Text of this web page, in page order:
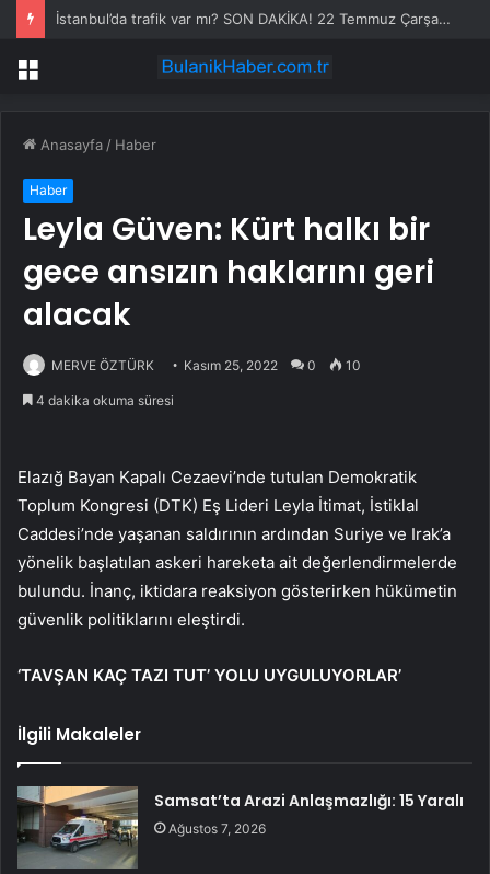
İstanbul’da trafik var mı? SON DAKİKA! 22 Temmuz Çarşamba hangi ilçelerde trafik var, hangi yollar kapalı?
Menü
Anasayfa / Haber
Haber
Leyla Güven: Kürt halkı bir
gece ansızın haklarını geri
alacak
MERVE ÖZTÜRK Kasım 25, 2022 0 10
4 dakika okuma süresi
Elazığ Bayan Kapalı Cezaevi’nde tutulan Demokratik
Toplum Kongresi (DTK) Eş Lideri Leyla İtimat, İstiklal
Caddesi’nde yaşanan saldırının ardından Suriye ve Irak’a
yönelik başlatılan askeri hareketa ait değerlendirmelerde
bulundu. İnanç, iktidara reaksiyon gösterirken hükümetin
güvenlik politiklarını eleştirdi.
‘TAVŞAN KAÇ TAZI TUT’ YOLU UYGULUYORLAR’
İlgili Makaleler
Samsat’ta Arazi Anlaşmazlığı: 15 Yaralı
Ağustos 7, 2026